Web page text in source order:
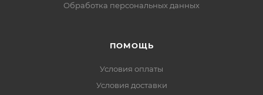
Обработка персональных данных
ПОМОЩЬ
Условия оплаты
Условия доставки